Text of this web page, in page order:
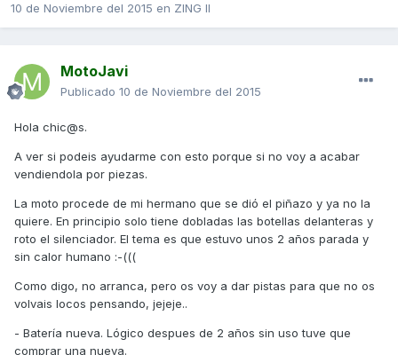
10 de Noviembre del 2015 en ZING II
MotoJavi
Publicado 10 de Noviembre del 2015
Hola chic@s.
A ver si podeis ayudarme con esto porque si no voy a acabar
vendiendola por piezas.
La moto procede de mi hermano que se dió el piñazo y ya no la
quiere. En principio solo tiene dobladas las botellas delanteras y
roto el silenciador. El tema es que estuvo unos 2 años parada y
sin calor humano :-(((
Como digo, no arranca, pero os voy a dar pistas para que no os
volvais locos pensando, jejeje..
- Batería nueva. Lógico despues de 2 años sin uso tuve que
comprar una nueva.